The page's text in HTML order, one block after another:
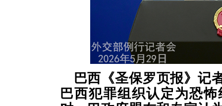
巴西《圣保罗页报》记
巴西犯罪组织认定为恐